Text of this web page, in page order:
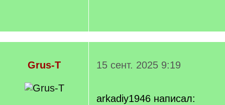
Grus-T 15 сент. 2025 9:19
arkadiy1946 написал: